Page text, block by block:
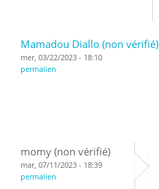
Mamadou Diallo (non vérifié)
mer, 03/22/2023 - 18:10
permalien
momy (non vérifié)
mar, 07/11/2023 - 18:39
permalien